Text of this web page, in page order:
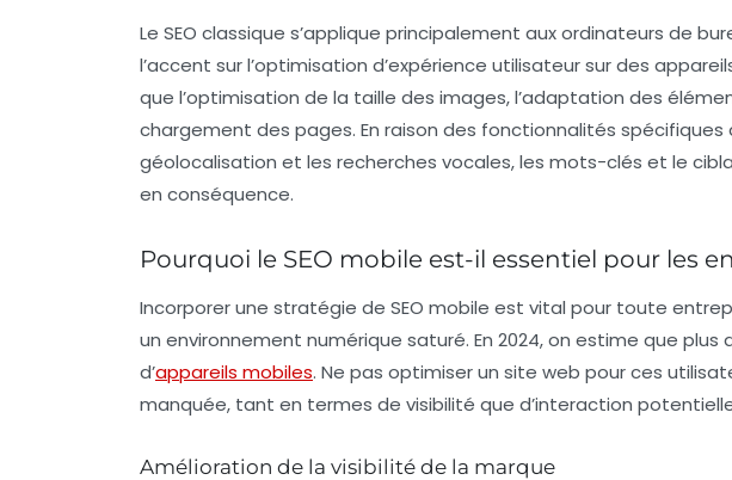
Le SEO classique s’applique principalement aux ordinateurs de
l’accent sur l’optimisation d’expérience utilisateur sur des
que l’optimisation de la taille des images, l’adaptation des
chargement des pages. En raison des fonctionnalités
géolocalisation et les recherches vocales, les mots-clés et le
en conséquence.
Pourquoi le SEO mobile est-il essentiel pour les
Incorporer une stratégie de SEO mobile est vital pour toute
un environnement numérique saturé. En 2024, on estime que
d’appareils mobiles. Ne pas optimiser un site web pour ces
manquée, tant en termes de visibilité que d’interaction
Amélioration de la visibilité de la marque